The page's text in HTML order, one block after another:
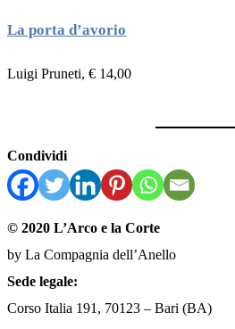
La porta d’avorio
Luigi Pruneti, € 14,00
Condividi
© 2020 L’Arco e la Corte
by La Compagnia dell’Anello
Sede legale:
Corso Italia 191, 70123 – Bari (BA)